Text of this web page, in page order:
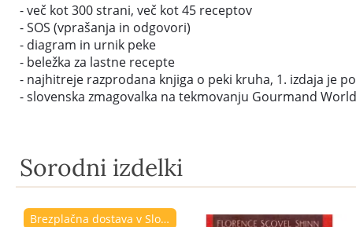
- več kot 300 strani, več kot 45 receptov
- SOS (vprašanja in odgovori)
- diagram in urnik peke
- beležka za lastne recepte
- najhitreje razprodana knjiga o peki kruha, 1. izdaja je
- slovenska zmagovalka na tekmovanju Gourmand
Sorodni izdelki
Brezplačna dostava v Sloveniji